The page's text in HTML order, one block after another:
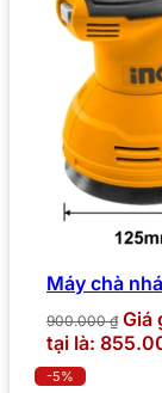
Máy chà
900.000₫ Giá
tại là:
-5%